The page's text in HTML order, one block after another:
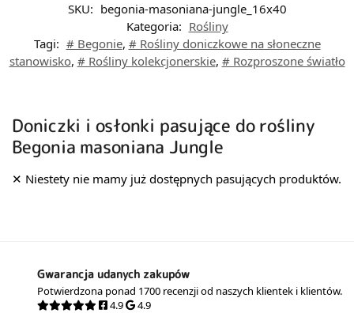
SKU: begonia-masoniana-jungle_16x40
Kategoria: Rośliny
Tagi: # Begonie, # Rośliny doniczkowe na słoneczne
stanowisko, # Rośliny kolekcjonerskie, # Rozproszone światło
Doniczki i osłonki pasujące do rośliny
Begonia masoniana Jungle
Gwarancja udanych zakupów
Potwierdzona ponad 1700 recenzji od naszych klientek i klientów.
4.9
4.9